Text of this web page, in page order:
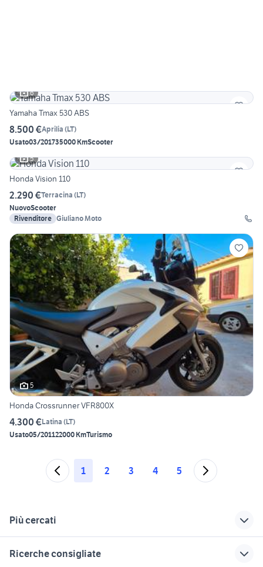
6
Yamaha Tmax 530 ABS
8.500 €Aprilia (LT)
Usato03/201735000 KmScooter
5
Honda Vision 110
2.290 €Terracina (LT)
NuovoScooter
Rivenditore Giuliano Moto
5
Honda Crossrunner VFR800X
4.300 €Latina (LT)
Usato05/201122000 KmTurismo
1 2 3 4 5
Più cercati
moto usate priverno
Ricerche consigliate